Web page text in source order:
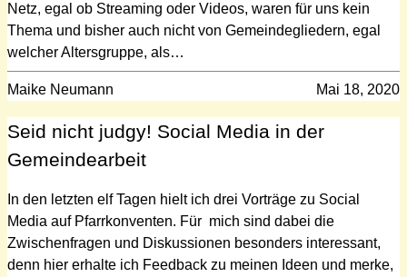
Netz, egal ob Streaming oder Videos, waren für uns kein
Thema und bisher auch nicht von Gemeindegliedern, egal
welcher Altersgruppe, als…
Maike Neumann Mai 18, 2020
Seid nicht judgy! Social Media in der
Gemeindearbeit
In den letzten elf Tagen hielt ich drei Vorträge zu Social
Media auf Pfarrkonventen. Für mich sind dabei die
Zwischenfragen und Diskussionen besonders interessant,
denn hier erhalte ich Feedback zu meinen Ideen und merke,